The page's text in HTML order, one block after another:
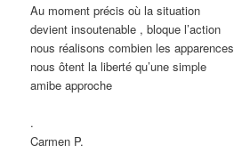
Au moment précis où la situation
devient insoutenable , bloque l’action
nous réalisons combien les apparences
nous ôtent la liberté qu’une simple
amibe approche
.
Carmen P.